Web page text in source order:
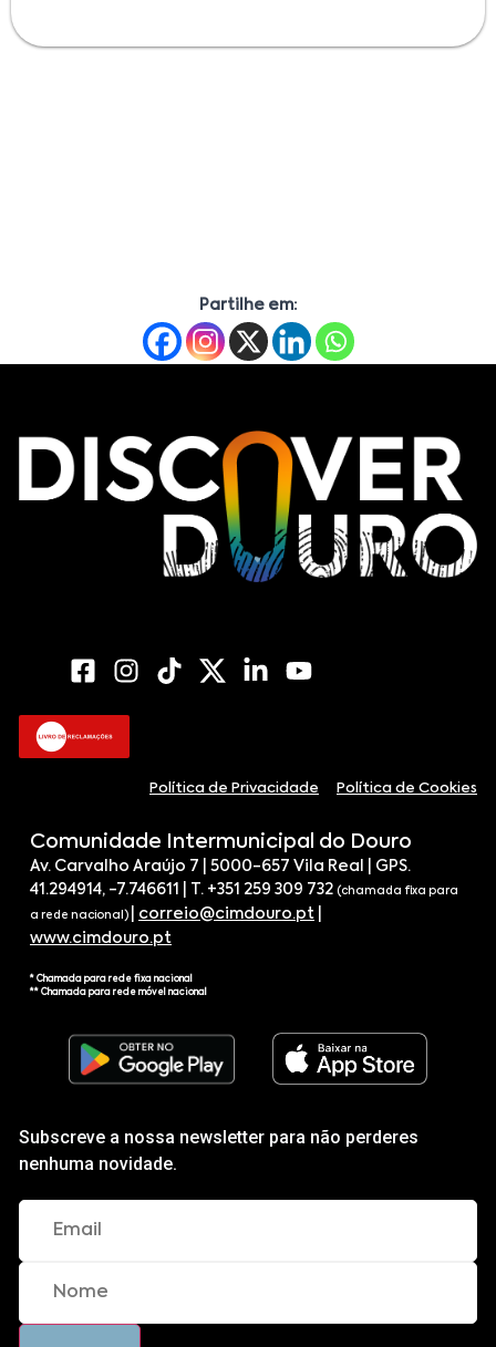
Partilhe em:
Política de Privacidade Política de Cookies
Comunidade Intermunicipal do Douro
Av. Carvalho Araújo 7 | 5000-657 Vila Real | GPS.
41.294914, -7.746611 | T. +351 259 309 732 (chamada fixa para
a rede nacional) correio@cimdouro.pt
www.cimdouro.pt
* Chamada para rede fixa nacional
** Chamada para rede móvel nacional
Subscreve a nossa newsletter para não perderes
nenhuma novidade.